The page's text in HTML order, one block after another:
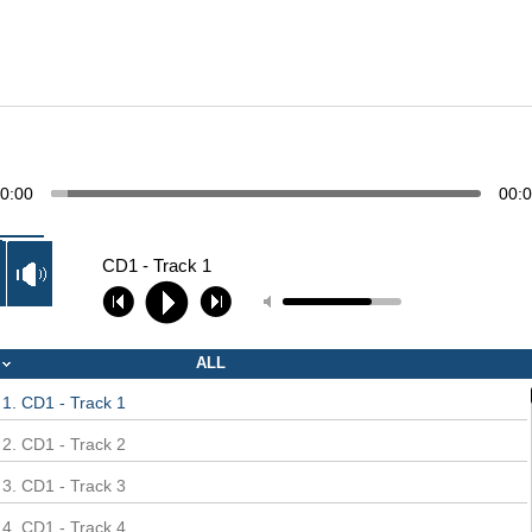
CD1 - Track 1
ALL
1. CD1 - Track 1
2. CD1 - Track 2
3. CD1 - Track 3
4. CD1 - Track 4